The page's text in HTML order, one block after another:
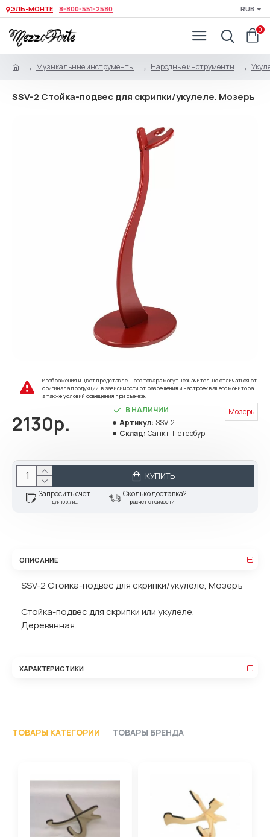
ЭЛЬ-МОНТЕ 8-800-551-2580 RUB
0
Музыкальные инструменты Народные инструменты
SSV-2 Стойка-подвес для скрипки/укулеле. Мозеръ
Изображения и цвет представленного товара могут незначительно отличаться от
оригинала продукции, в зависимости от разрешения и настроек вашего монитора,
а также условий освещения при съемке.
2130р.
В НАЛИЧИИ
Артикул: SSV-2
Склад: Санкт-Петербург
Мозеръ
КУПИТЬ
Запросить счет
для юр.лиц
Сколько доставка?
расчет стоимости
ОПИСАНИЕ
SSV-2 Стойка-подвес для скрипки/укулеле, Мозеръ
Стойка-подвес для скрипки или укулеле.
Деревянная.
ХАРАКТЕРИСТИКИ
ТОВАРЫ КАТЕГОРИИ ТОВАРЫ БРЕНДА